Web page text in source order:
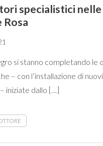
specialistici
Rosa
si stanno completando le
– con l’installazione di
iniziate dallo […]